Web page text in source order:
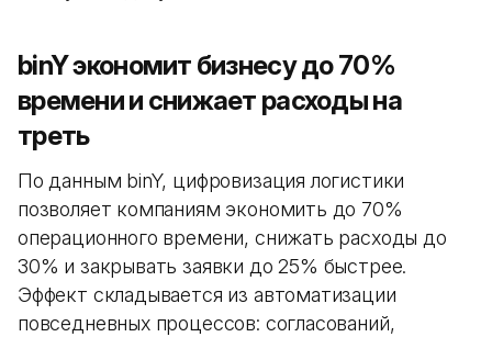
binY экономит бизнесу до 70%
времени и снижает расходы на
треть
По данным binY, цифровизация логистики
позволяет компаниям экономить до 70%
операционного времени, снижать расходы до
30% и закрывать заявки до 25% быстрее.
Эффект складывается из автоматизации
повседневных процессов: согласований,